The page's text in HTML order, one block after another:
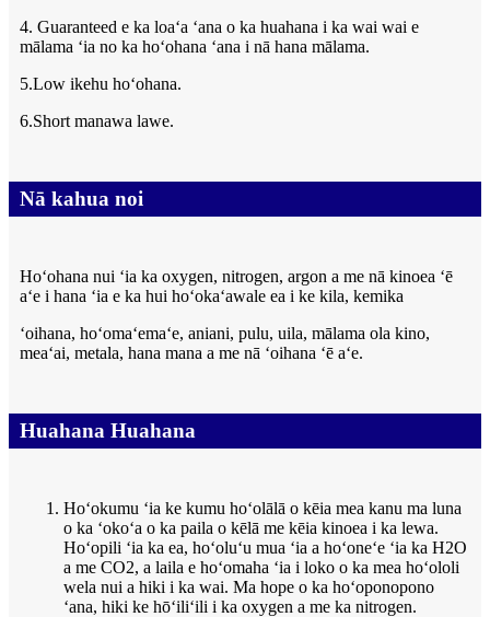
4. Guaranteed e ka loaʻa ʻana o ka huahana i ka wai wai e
mālama ʻia no ka hoʻohana ʻana i nā hana mālama.
5.Low ikehu hoʻohana.
6.Short manawa lawe.
Nā kahua noi
Hoʻohana nui ʻia ka oxygen, nitrogen, argon a me nā kinoea ʻē
aʻe i hana ʻia e ka hui hoʻokaʻawale ea i ke kila, kemika
ʻoihana, hoʻomaʻemaʻe, aniani, pulu, uila, mālama ola kino,
meaʻai, metala, hana mana a me nā ʻoihana ʻē aʻe.
Huahana Huahana
Hoʻokumu ʻia ke kumu hoʻolālā o kēia mea kanu ma luna
o ka ʻokoʻa o ka paila o kēlā me kēia kinoea i ka lewa.
Hoʻopili ʻia ka ea, hoʻoluʻu mua ʻia a hoʻoneʻe ʻia ka H2O
a me CO2, a laila e hoʻomaha ʻia i loko o ka mea hoʻololi
wela nui a hiki i ka wai. Ma hope o ka hoʻoponopono
ʻana, hiki ke hōʻiliʻili i ka oxygen a me ka nitrogen.